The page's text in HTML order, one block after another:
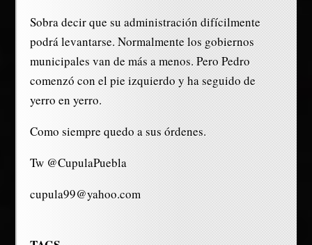
Sobra decir que su administración difícilmente
podrá levantarse. Normalmente los gobiernos
municipales van de más a menos. Pero Pedro
comenzó con el pie izquierdo y ha seguido de
yerro en yerro.
Como siempre quedo a sus órdenes.
Tw @CupulaPuebla
cupula99@yahoo.com